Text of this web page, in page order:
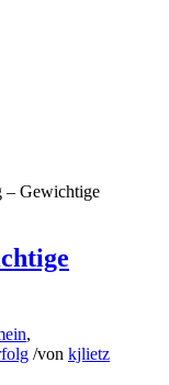
– Gewichtige
,
/von kjlietz